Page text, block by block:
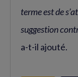
terme est de
suggestion
a-t-il ajouté.